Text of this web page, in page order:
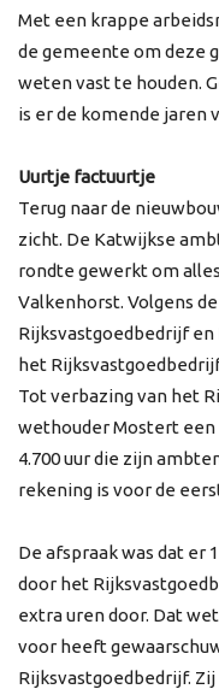
Met een krappe
de gemeente om deze
weten vast te houden.
is er de komende jaren
Uurtje factuurtje
Terug naar de
zicht. De Katwijkse
rondte gewerkt om
Valkenhorst. Volgens
Rijksvastgoedbedrijf
het
Tot verbazing van het
wethouder Mostert een
4.700 uur die zijn
rekening is voor de
De afspraak was dat er
door het
extra uren door. Dat
voor heeft
Rijksvastgoedbedrijf.